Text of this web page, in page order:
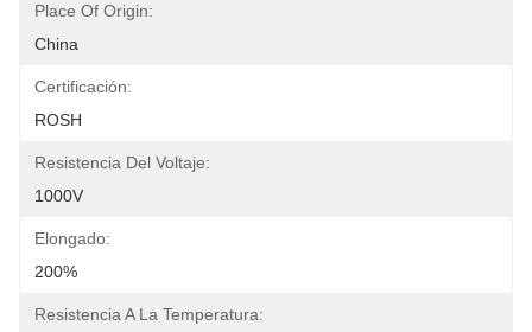
Place Of Origin:
China
Certificación:
ROSH
Resistencia Del Voltaje:
1000V
Elongado:
200%
Resistencia A La Temperatura: